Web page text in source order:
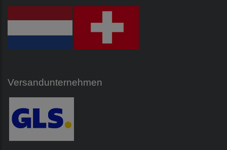
Versandunternehmen